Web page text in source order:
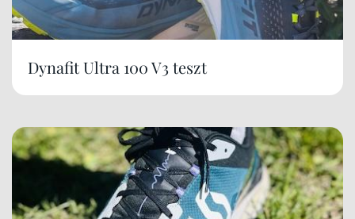
Dynafit Ultra 100 V3 teszt